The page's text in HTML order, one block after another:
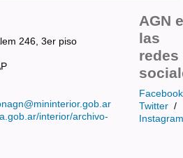
246, 3er piso
interior/archivo-
AGN
las
redes
Facebook
Twitter /
Instagram